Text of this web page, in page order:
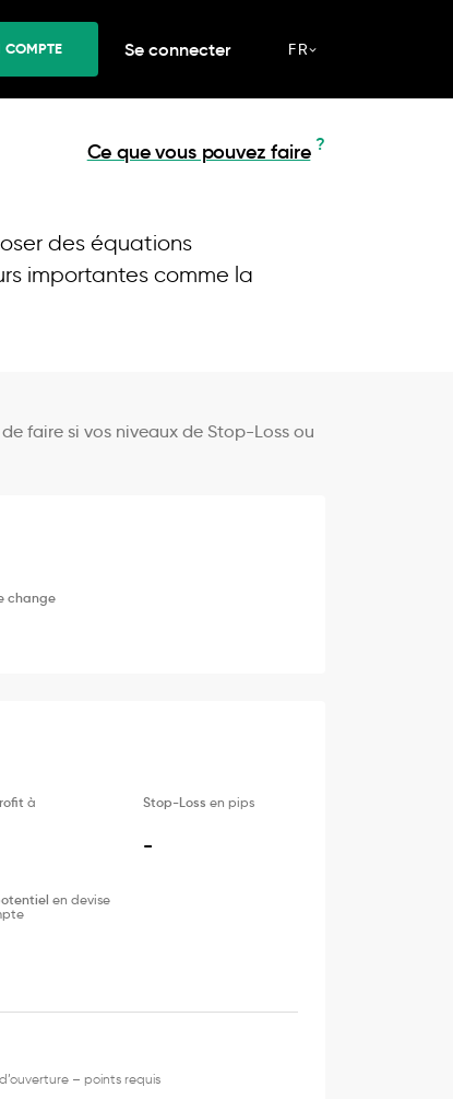
COMPTE Se connecter FR
Ce que vous pouvez faire ?
des équations
importantes comme la
faire si vos niveaux de Stop-Loss ou
change
à Stop-Loss en pips
-
en devise
– points requis